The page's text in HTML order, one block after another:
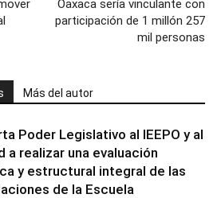
Oaxaca sería vinculante con
participación de 1 millón 257
mil personas
Más del autor
Poder Legislativo al IEEPO y al
a realizar una evaluación
y estructural integral de las
de la Escuela